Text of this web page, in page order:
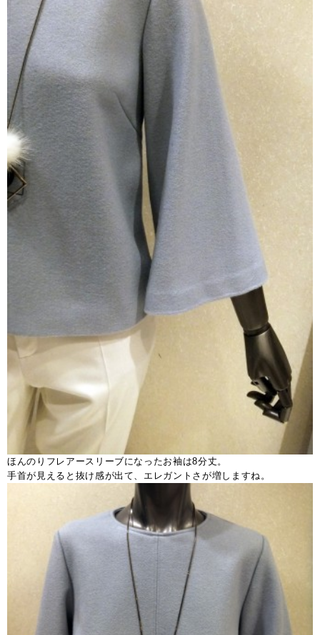
ほんのりフレアースリーブになったお袖は8分丈。
手首が見えると抜け感が出て、エレガントさが増しますね。